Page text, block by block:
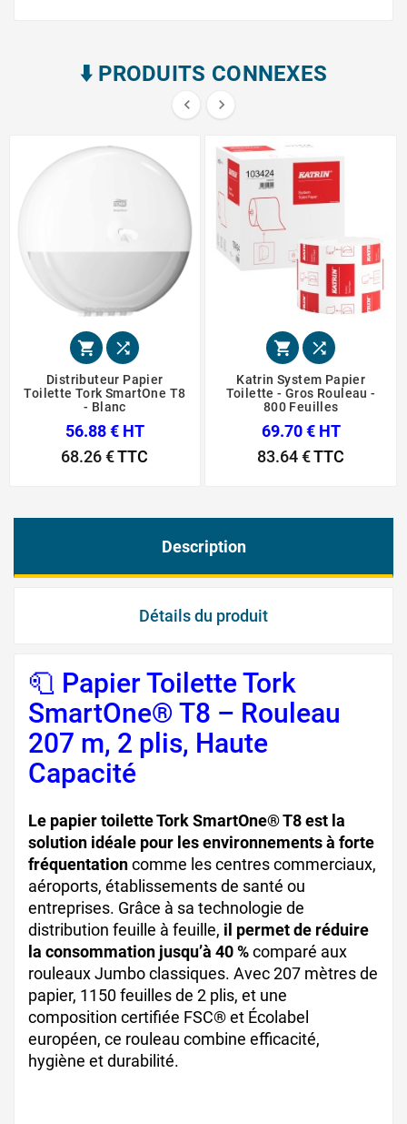
⬇️​ PRODUITS CONNEXES
 
 
Distributeur Papier
Toilette Tork SmartOne T8
- Blanc
56.88 € HT
68.26 €TTC
 
Katrin System Papier
Toilette - Gros Rouleau -
800 Feuilles
69.70 € HT
83.64 €TTC
Description
Détails du produit
🧻 Papier Toilette Tork
SmartOne® T8 – Rouleau
207 m, 2 plis, Haute
Capacité
Le papier toilette Tork SmartOne® T8 est la
solution idéale pour les environnements à forte
fréquentationcomme les centres commerciaux,
aéroports, établissements de santé ou
entreprises. Grâce à sa technologie de
distribution feuille à feuille, il permet de réduire
la consommation jusqu’à 40 %comparé aux
rouleaux Jumbo classiques. Avec 207 mètres de
papier, 1150 feuilles de 2 plis, et une
composition certifiée FSC® et Écolabel
européen, ce rouleau combine efficacité,
hygiène et durabilité.